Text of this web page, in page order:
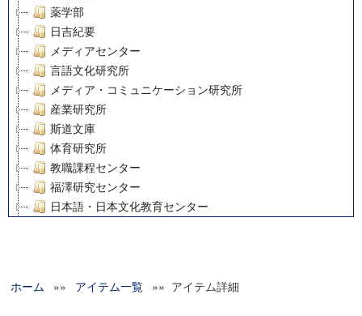
薬学部
日吉紀要
メディアセンター
言語文化研究所
メディア・コミュニケーション研究所
産業研究所
斯道文庫
体育研究所
教職課程センター
福澤研究センター
日本語・日本文化教育センター
グローバルリサーチインスティテュート
ホーム »» アイテム一覧 »» アイテム詳細